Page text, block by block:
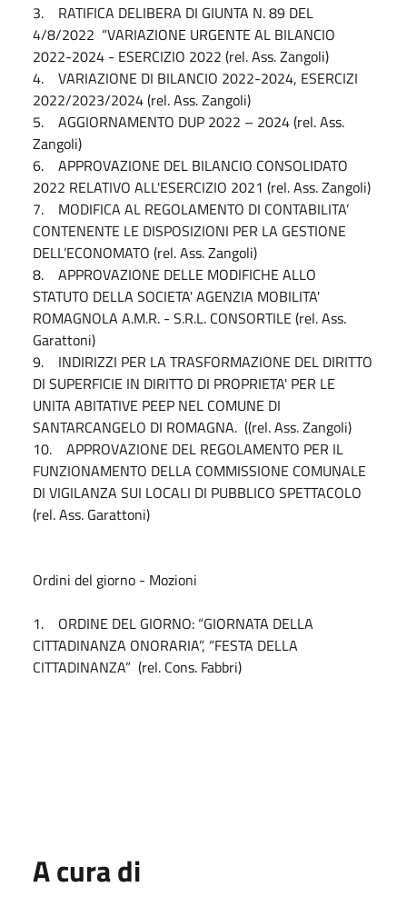
3. RATIFICA DELIBERA DI GIUNTA N. 89 DEL
4/8/2022 “VARIAZIONE URGENTE AL BILANCIO
2022-2024 - ESERCIZIO 2022 (rel. Ass. Zangoli)
4. VARIAZIONE DI BILANCIO 2022-2024, ESERCIZI
2022/2023/2024 (rel. Ass. Zangoli)
5. AGGIORNAMENTO DUP 2022 – 2024 (rel. Ass.
Zangoli)
6. APPROVAZIONE DEL BILANCIO CONSOLIDATO
2022 RELATIVO ALL'ESERCIZIO 2021 (rel. Ass. Zangoli)
7. MODIFICA AL REGOLAMENTO DI CONTABILITA’
CONTENENTE LE DISPOSIZIONI PER LA GESTIONE
DELL’ECONOMATO (rel. Ass. Zangoli)
8. APPROVAZIONE DELLE MODIFICHE ALLO
STATUTO DELLA SOCIETA' AGENZIA MOBILITA'
ROMAGNOLA A.M.R. - S.R.L. CONSORTILE (rel. Ass.
Garattoni)
9. INDIRIZZI PER LA TRASFORMAZIONE DEL DIRITTO
DI SUPERFICIE IN DIRITTO DI PROPRIETA' PER LE
UNITA ABITATIVE PEEP NEL COMUNE DI
SANTARCANGELO DI ROMAGNA. ((rel. Ass. Zangoli)
10. APPROVAZIONE DEL REGOLAMENTO PER IL
FUNZIONAMENTO DELLA COMMISSIONE COMUNALE
DI VIGILANZA SUI LOCALI DI PUBBLICO SPETTACOLO
(rel. Ass. Garattoni)
Ordini del giorno - Mozioni
1. ORDINE DEL GIORNO: “GIORNATA DELLA
CITTADINANZA ONORARIA”, “FESTA DELLA
CITTADINANZA” (rel. Cons. Fabbri)
A cura di